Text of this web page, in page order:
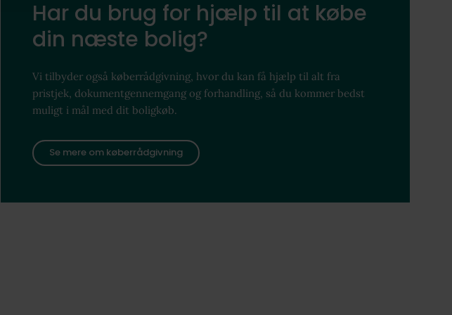
Har du brug for hjælp til at købe
din næste bolig?
Vi tilbyder også køberrådgivning, hvor du kan få hjælp til alt fra
pristjek, dokumentgennemgang og forhandling, så du kommer bedst
muligt i mål med dit boligkøb.
Se mere om køberrådgivning